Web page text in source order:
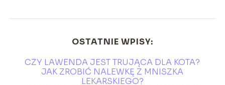
OSTATNIE WPISY:
CZY LAWENDA JEST TRUJĄCA DLA KOTA?
JAK ZROBIĆ NALEWKĘ Z MNISZKA
LEKARSKIEGO?